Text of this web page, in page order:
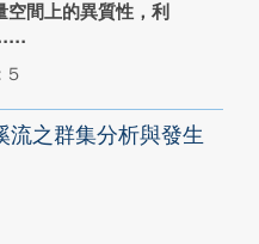
間上的異質性，利
5
之群集分析與發生